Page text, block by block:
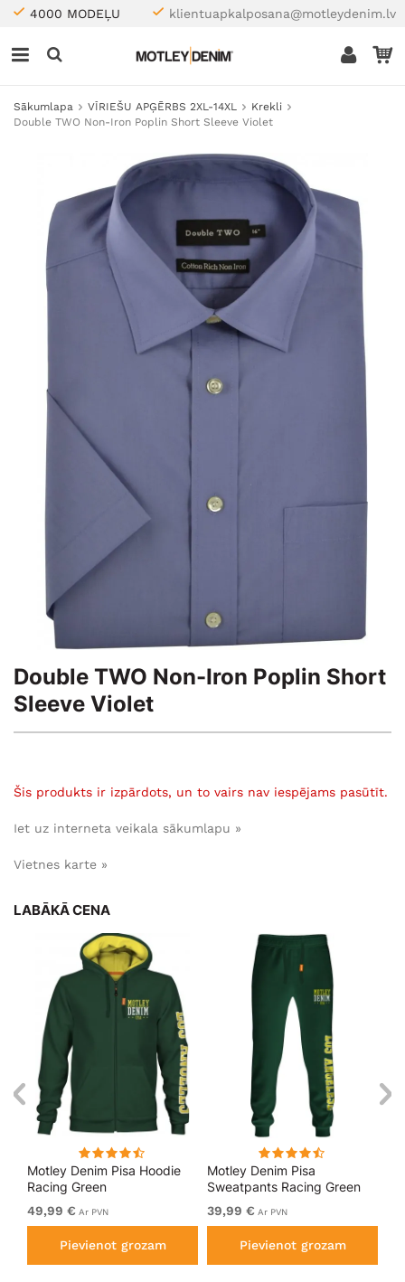
4000 MODEĻU klientuapkalposana@motleydenim.lv
Sākumlapa VĪRIEŠU APĢĒRBS 2XL-14XL
Krekli
Double TWO Non-Iron Poplin Short Sleeve Violet
Double TWO Non-Iron Poplin Short
Sleeve Violet
Šis produkts ir izpārdots, un to vairs nav iespējams pasūtīt.
Iet uz interneta veikala sākumlapu »
Vietnes karte »
LABĀKĀ CENA
Motley Denim Pisa Hoodie
Racing Green
49,99 € Ar PVN
Pievienot grozam
Motley Denim Pisa
Sweatpants Racing Green
39,99 € Ar PVN
Pievienot grozam